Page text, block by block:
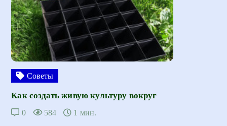
Советы
Как создать живую культуру вокруг
0 584 1 мин.